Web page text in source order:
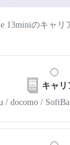
13miniのキャ
キャリ
/ docomo /